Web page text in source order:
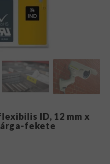
ID, 12 mm x
fekete